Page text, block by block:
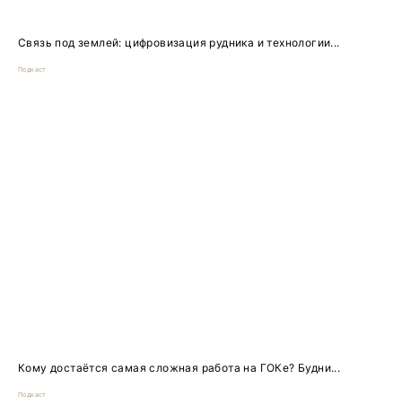
Связь под землей: цифровизация рудника и технологии...
Подкаст
Кому достаётся самая сложная работа на ГОКе? Будни...
Подкаст